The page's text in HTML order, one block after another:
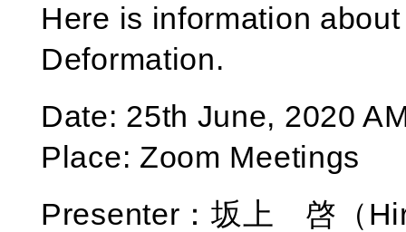
Here is information
Deformation. ​​
Date: 25th June, 2020
Place: Zoom Meetings
Presenter：坂上 啓（